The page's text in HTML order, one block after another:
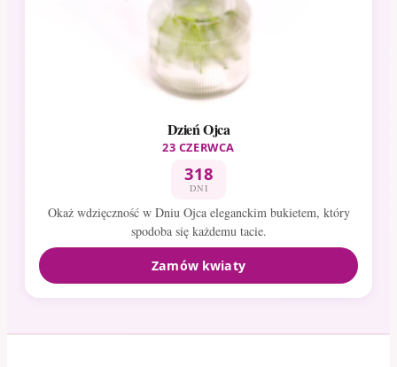
Dzień Ojca
23 CZERWCA
318
DNI
Okaż wdzięczność w Dniu Ojca eleganckim bukietem, który
spodoba się każdemu tacie.
Zamów kwiaty